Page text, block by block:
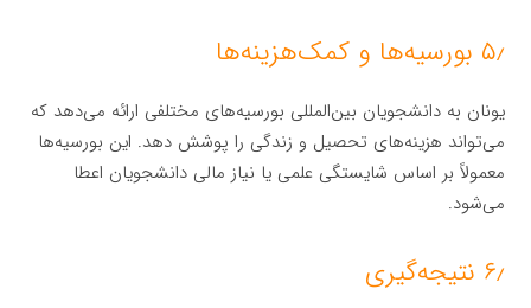
۵٫ بورسیه‌ها و کمک‌هزینه‌ها
یونان به دانشجویان بین‌المللی بورسیه‌های مختلفی ارائه می‌دهد که
می‌تواند هزینه‌های تحصیل و زندگی را پوشش دهد. این بورسیه‌ها
معمولاً بر اساس شایستگی علمی یا نیاز مالی دانشجویان اعطا
می‌شود.
۶٫ نتیجه‌گیری